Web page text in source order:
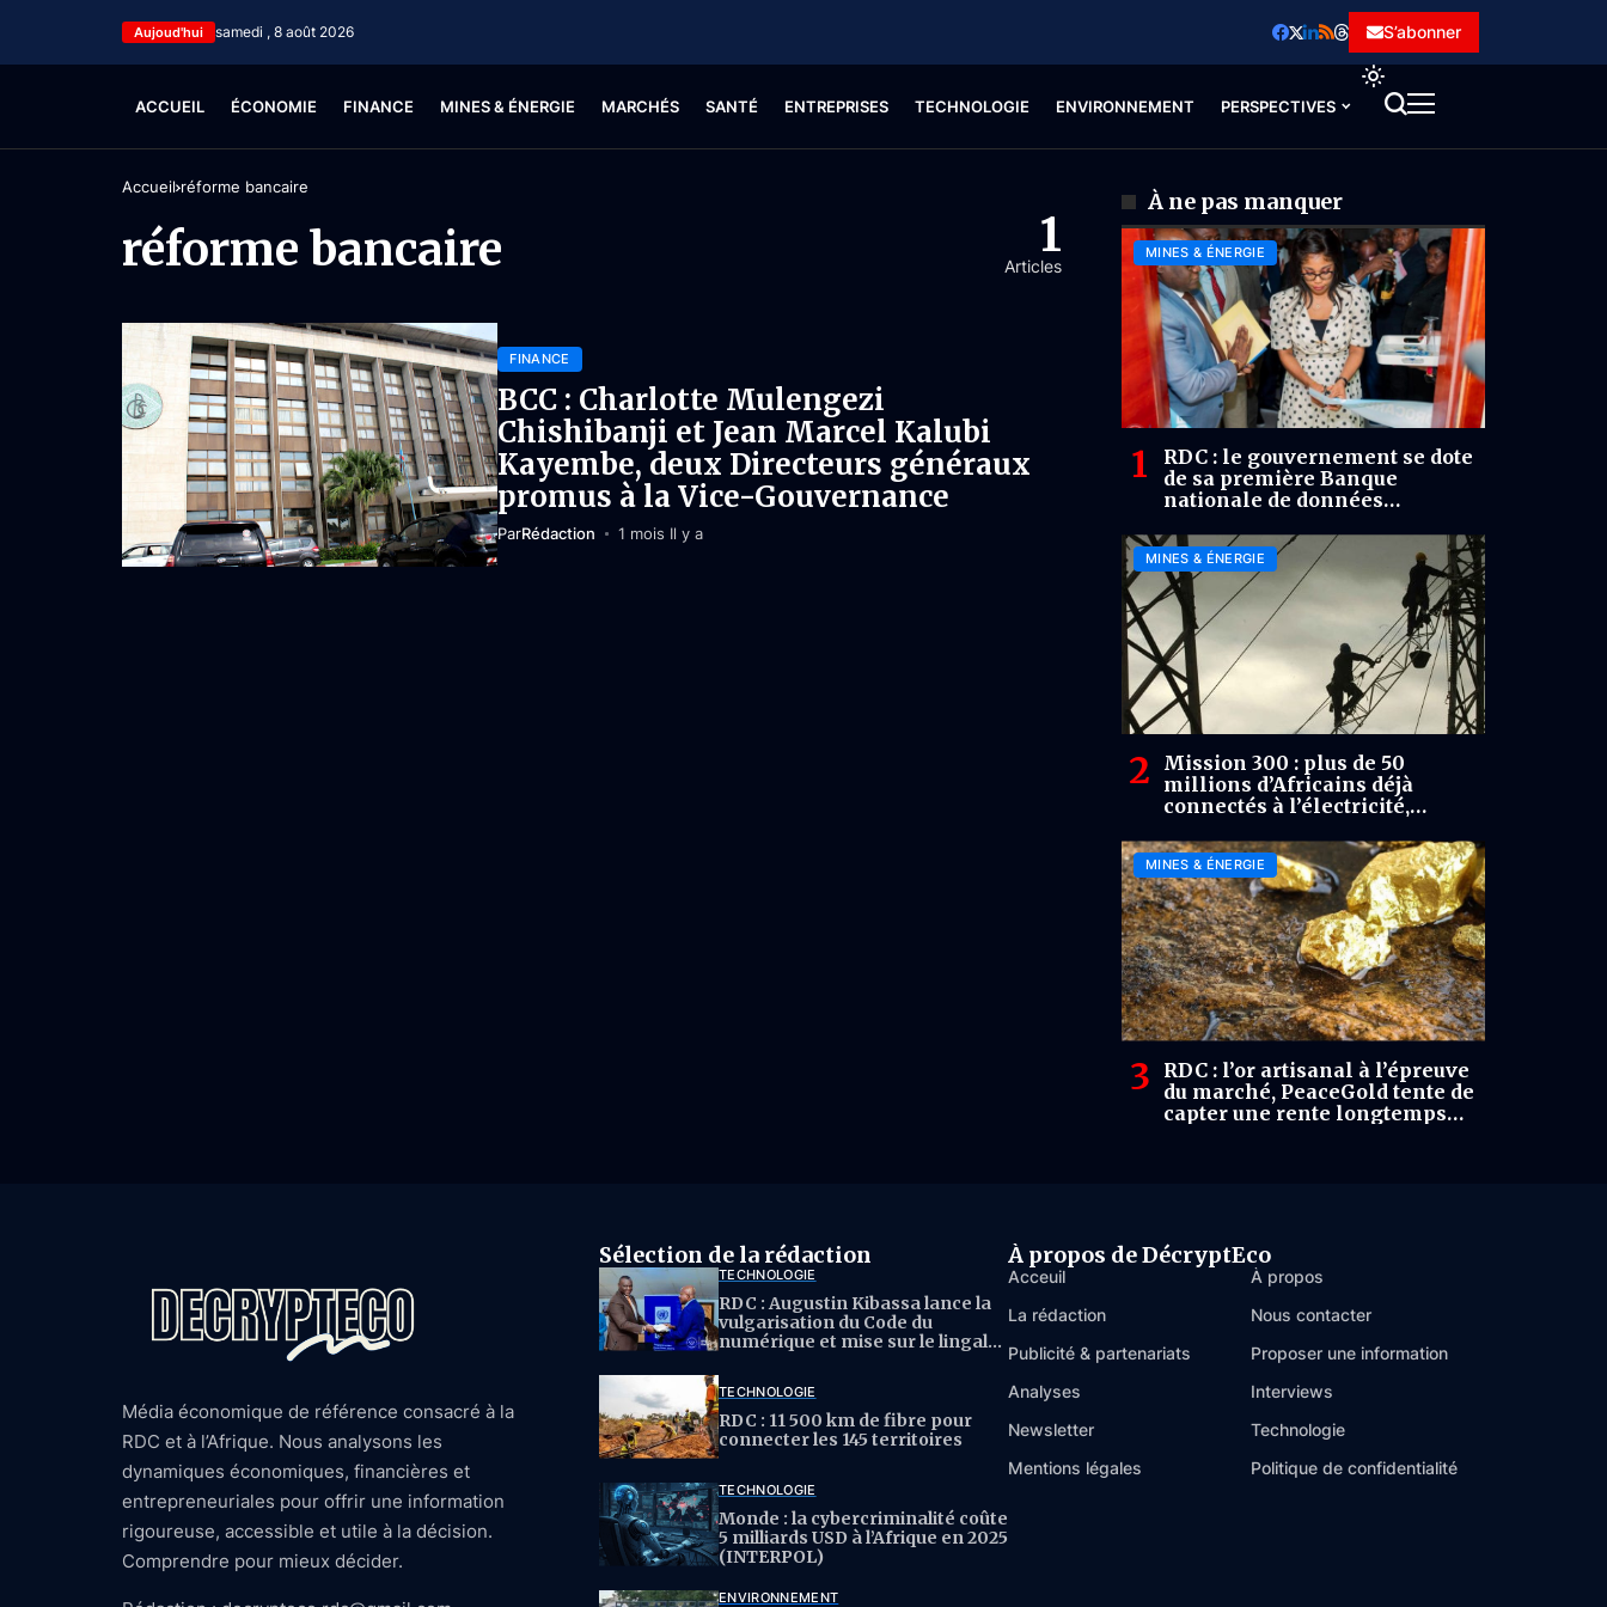
Aujoud'hui samedi , 8 août 2026 S’abonner
ACCUEIL ÉCONOMIE FINANCE MINES & ÉNERGIE MARCHÉS SANTÉ ENTREPRISES TECHNOLOGIE ENVIRONNEMENT PERSPECTIVES
Accueil réforme bancaire
réforme bancaire 1
Articles
FINANCE
BCC : Charlotte Mulengezi
Chishibanji et Jean Marcel Kalubi
Kayembe, deux Directeurs généraux
promus à la Vice-Gouvernance
ParRédaction 1 mois Il y a
À ne pas manquer
MINES & ÉNERGIE
RDC : le gouvernement se dote
de sa première Banque
nationale de données
MINES & ÉNERGIE
Mission 300 : plus de 50
millions d’Africains déjà
connectés à l’électricité,
2030 se précise
MINES & ÉNERGIE
RDC : l’or artisanal à l’épreuve
du marché, PeaceGold tente de
capter une rente longtemps
Média économique de référence consacré à la
RDC et à l’Afrique. Nous analysons les
dynamiques économiques, financières et
entrepreneuriales pour offrir une information
rigoureuse, accessible et utile à la décision.
Comprendre pour mieux décider.
Sélection de la rédaction
TECHNOLOGIE
RDC : Augustin Kibassa lance la
vulgarisation du Code du
numérique et mise sur le lingala
TECHNOLOGIE
RDC : 11 500 km de fibre pour
connecter les 145 territoires
TECHNOLOGIE
Monde : la cybercriminalité coûte
5 milliards USD à l’Afrique en 2025
(INTERPOL)
ENVIRONNEMENT
À propos de DécryptEco
Acceuil
À propos
La rédaction
Nous contacter
Publicité & partenariats
Proposer une information
Analyses
Interviews
Newsletter
Technologie
Mentions légales
Politique de confidentialité